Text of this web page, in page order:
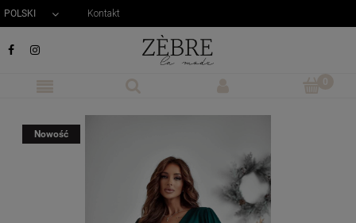
POLSKI Kontakt
 
Nowość